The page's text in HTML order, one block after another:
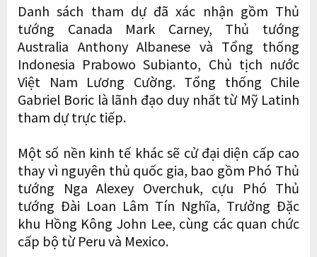
Danh sách tham dự đã xác nhận gồm Thủ
tướng Canada Mark Carney, Thủ tướng
Australia Anthony Albanese và Tổng thống
Indonesia Prabowo Subianto, Chủ tịch nước
Việt Nam Lương Cường. Tổng thống Chile
Gabriel Boric là lãnh đạo duy nhất từ Mỹ Latinh
tham dự trực tiếp.
Một số nền kinh tế khác sẽ cử đại diện cấp cao
thay vì nguyên thủ quốc gia, bao gồm Phó Thủ
tướng Nga Alexey Overchuk, cựu Phó Thủ
tướng Đài Loan Lâm Tín Nghĩa, Trưởng Đặc
khu Hồng Kông John Lee, cùng các quan chức
cấp bộ từ Peru và Mexico.